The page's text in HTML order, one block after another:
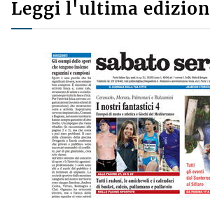
Leggi l'ultima edizione